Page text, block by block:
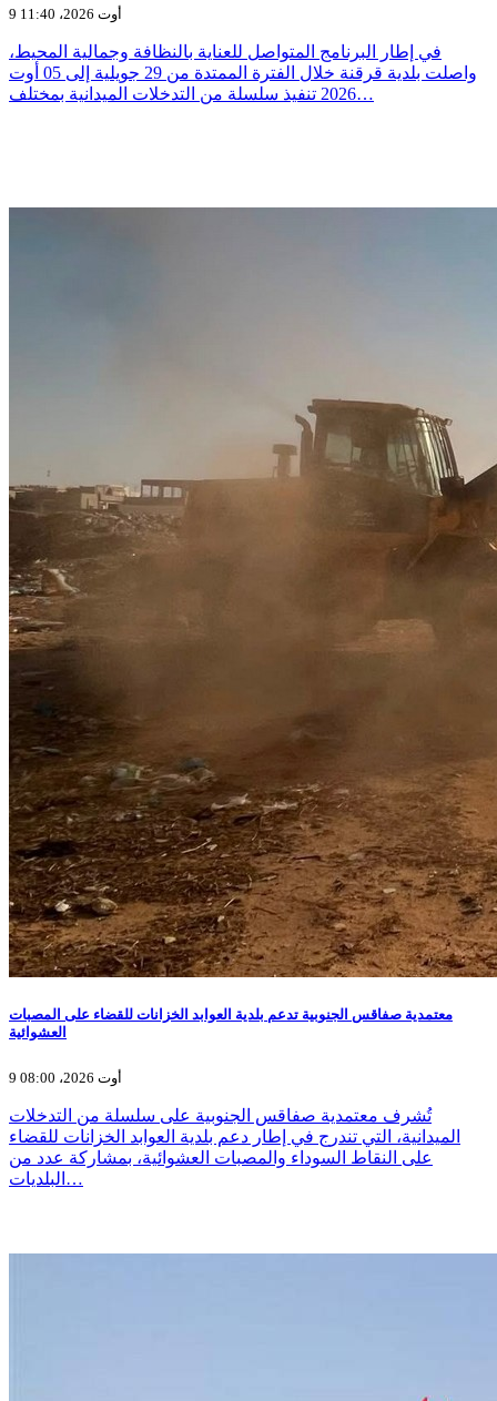
9 أوت 2026، 11:40
في إطار البرنامج المتواصل للعناية بالنظافة وجمالية المحيط،
واصلت بلدية قرقنة خلال الفترة الممتدة من 29 جويلية إلى 05 أوت
2026 تنفيذ سلسلة من التدخلات الميدانية بمختلف…
معتمدية صفاقس الجنوبية تدعم بلدية العوابد الخزانات للقضاء على المصبات
العشوائية
9 أوت 2026، 08:00
تُشرف معتمدية صفاقس الجنوبية على سلسلة من التدخلات
الميدانية، التي تندرج في إطار دعم بلدية العوابد الخزانات للقضاء
على النقاط السوداء والمصبات العشوائية، بمشاركة عدد من
البلديات…